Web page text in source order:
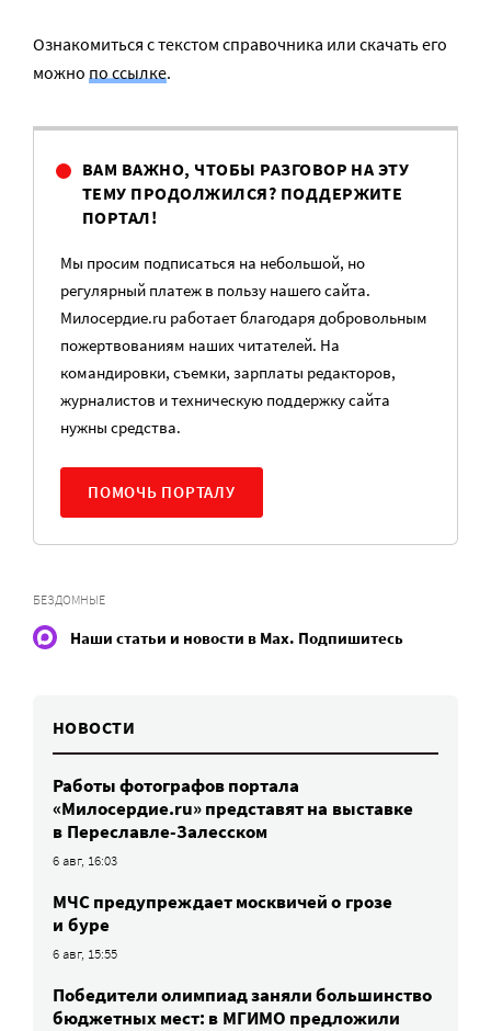
Ознакомиться с текстом справочника или скачать его
можно по ссылке.
ВАМ ВАЖНО, ЧТОБЫ РАЗГОВОР НА ЭТУ
ТЕМУ ПРОДОЛЖИЛСЯ? ПОДДЕРЖИТЕ
ПОРТАЛ!
Мы просим подписаться на небольшой, но
регулярный платеж в пользу нашего сайта.
Милосердие.ru работает благодаря добровольным
пожертвованиям наших читателей. На
командировки, съемки, зарплаты редакторов,
журналистов и техническую поддержку сайта
нужны средства.
ПОМОЧЬ ПОРТАЛУ
БЕЗДОМНЫЕ
Наши статьи и новости в Max. Подпишитесь
НОВОСТИ
Работы фотографов портала
«Милосердие.ru» представят на выставке
в Переславле-Залесском
6 авг, 16:03
МЧС предупреждает москвичей о грозе
и буре
6 авг, 15:55
Победители олимпиад заняли большинство
бюджетных мест: в МГИМО предложили